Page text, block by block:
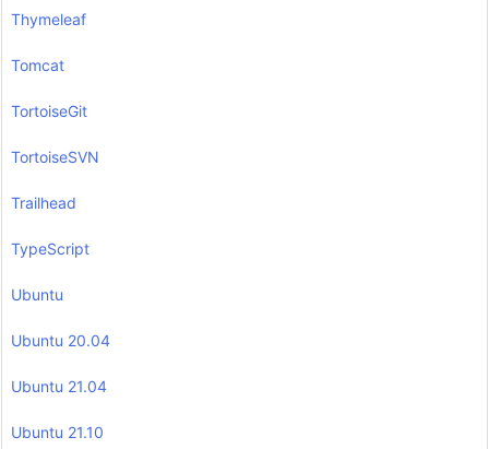
Thymeleaf
Tomcat
TortoiseGit
TortoiseSVN
Trailhead
TypeScript
Ubuntu
Ubuntu 20.04
Ubuntu 21.04
Ubuntu 21.10